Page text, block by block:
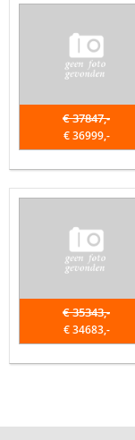
€ 37847,-
€ 36999,-
€ 35343,-
€ 34683,-